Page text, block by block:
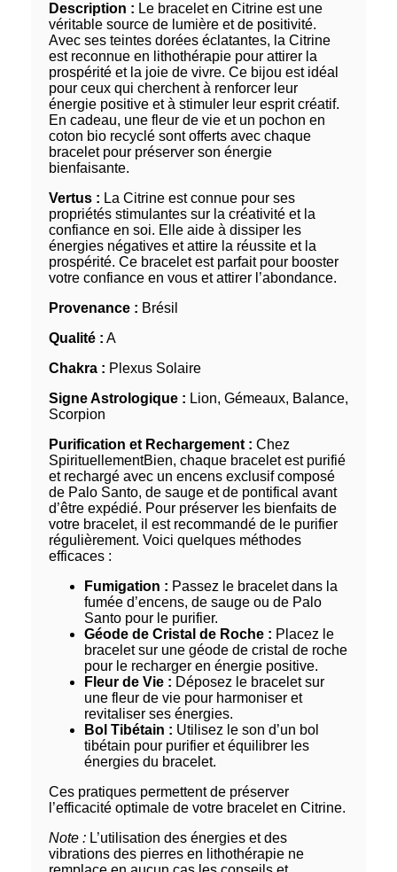
Description : Le bracelet en Citrine est une
véritable source de lumière et de positivité.
Avec ses teintes dorées éclatantes, la Citrine
est reconnue en lithothérapie pour attirer la
prospérité et la joie de vivre. Ce bijou est idéal
pour ceux qui cherchent à renforcer leur
énergie positive et à stimuler leur esprit créatif.
En cadeau, une fleur de vie et un pochon en
coton bio recyclé sont offerts avec chaque
bracelet pour préserver son énergie
bienfaisante.
Vertus : La Citrine est connue pour ses
propriétés stimulantes sur la créativité et la
confiance en soi. Elle aide à dissiper les
énergies négatives et attire la réussite et la
prospérité. Ce bracelet est parfait pour booster
votre confiance en vous et attirer l’abondance.
Provenance : Brésil
Qualité : A
Chakra : Plexus Solaire
Signe Astrologique : Lion, Gémeaux, Balance,
Scorpion
Purification et Rechargement : Chez
SpirituellementBien, chaque bracelet est purifié
et rechargé avec un encens exclusif composé
de Palo Santo, de sauge et de pontifical avant
d’être expédié. Pour préserver les bienfaits de
votre bracelet, il est recommandé de le purifier
régulièrement. Voici quelques méthodes
efficaces :
Fumigation : Passez le bracelet dans la
fumée d’encens, de sauge ou de Palo
Santo pour le purifier.
Géode de Cristal de Roche : Placez le
bracelet sur une géode de cristal de roche
pour le recharger en énergie positive.
Fleur de Vie : Déposez le bracelet sur
une fleur de vie pour harmoniser et
revitaliser ses énergies.
Bol Tibétain : Utilisez le son d’un bol
tibétain pour purifier et équilibrer les
énergies du bracelet.
Ces pratiques permettent de préserver
l’efficacité optimale de votre bracelet en Citrine.
Note : L’utilisation des énergies et des
vibrations des pierres en lithothérapie ne